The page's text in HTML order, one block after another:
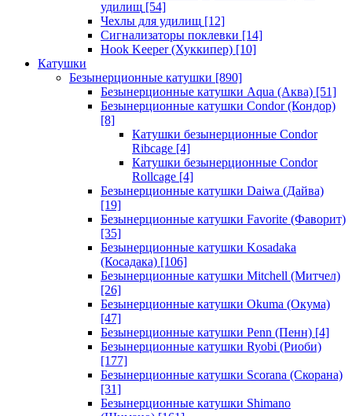
удилищ [54]
Чехлы для удилищ [12]
Сигнализаторы поклевки [14]
Hook Keeper (Хуккипер) [10]
Катушки
Безынерционные катушки [890]
Безынерционные катушки Aqua (Аква) [51]
Безынерционные катушки Condor (Кондор)
[8]
Катушки безынерционные Condor
Ribcage [4]
Катушки безынерционные Condor
Rollcage [4]
Безынерционные катушки Daiwa (Дайва)
[19]
Безынерционные катушки Favorite (Фаворит)
[35]
Безынерционные катушки Kosadaka
(Косадака) [106]
Безынерционные катушки Mitchell (Митчел)
[26]
Безынерционные катушки Okuma (Окума)
[47]
Безынерционные катушки Penn (Пенн) [4]
Безынерционные катушки Ryobi (Риоби)
[177]
Безынерционные катушки Scorana (Скорана)
[31]
Безынерционные катушки Shimano